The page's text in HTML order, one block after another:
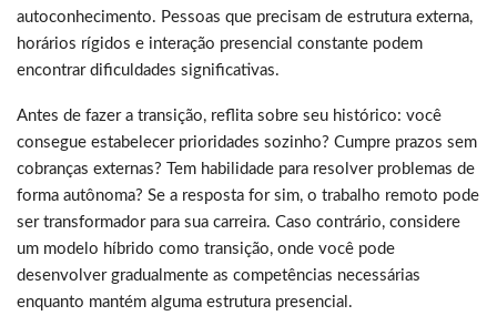
autoconhecimento. Pessoas que precisam de estrutura externa,
horários rígidos e interação presencial constante podem
encontrar dificuldades significativas.
Antes de fazer a transição, reflita sobre seu histórico: você
consegue estabelecer prioridades sozinho? Cumpre prazos sem
cobranças externas? Tem habilidade para resolver problemas de
forma autônoma? Se a resposta for sim, o trabalho remoto pode
ser transformador para sua carreira. Caso contrário, considere
um modelo híbrido como transição, onde você pode
desenvolver gradualmente as competências necessárias
enquanto mantém alguma estrutura presencial.